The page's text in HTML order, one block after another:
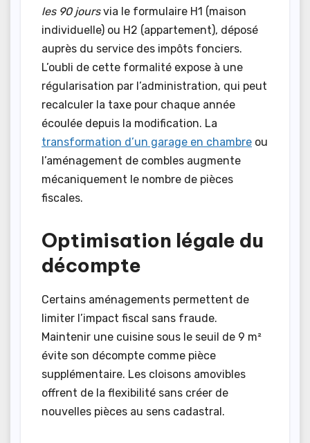
les 90 joursvia le formulaire H1 (maison
individuelle) ou H2 (appartement), déposé
auprès du service des impôts fonciers.
L’oubli de cette formalité expose à une
régularisation par l’administration, qui peut
recalculer la taxe pour chaque année
écoulée depuis la modification. La
transformation d’un garage en chambre ou
l’aménagement de combles augmente
mécaniquement le nombre de pièces
fiscales.
Optimisation légale du
décompte
Certains aménagements permettent de
limiter l’impact fiscal sans fraude.
Maintenir une cuisine sous le seuil de 9 m²
évite son décompte comme pièce
supplémentaire. Les cloisons amovibles
offrent de la flexibilité sans créer de
nouvelles pièces au sens cadastral.